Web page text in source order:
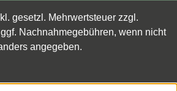
gesetzl. Mehrwertsteuer zzgl.
Nachnahmegebühren, wenn nicht
angegeben.